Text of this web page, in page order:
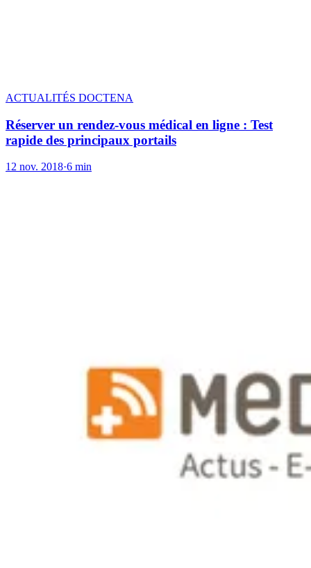
ACTUALITÉS DOCTENA
Réserver un rendez-vous médical en ligne : Test
rapide des principaux portails
12 nov. 2018·6 min